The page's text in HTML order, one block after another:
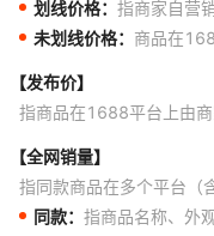
划线价格： 指商家自营
未划线价格： 商品在
【发布价】
指商品在1688平台上由商
【全网销量】
指同款商品在多个平台（
同款： 指商品名称、外